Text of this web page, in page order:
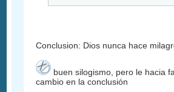
Conclusion: Dios nunca hace
buen silogismo, pero le hacia
cambio en la conclusión